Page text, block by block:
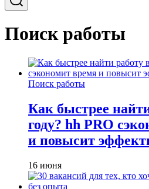
Поиск работы
Поиск работы
Как быстрее
году? hh PRO
и повысит
16 июня